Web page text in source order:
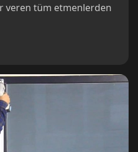
veren tüm etmenlerden